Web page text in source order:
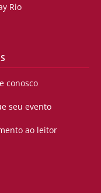
Rio
conosco
seu evento
ao leitor